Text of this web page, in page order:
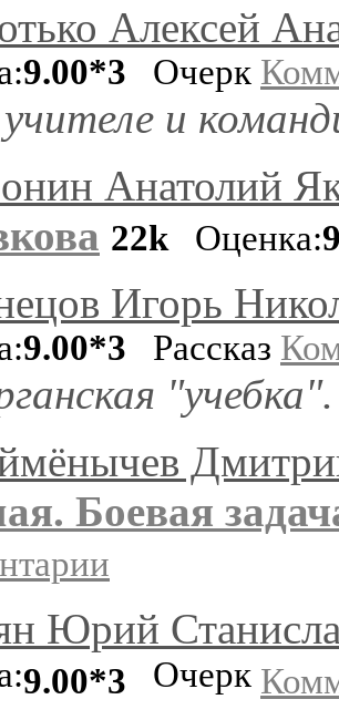
Алексей
9.00*3 Очерк
и
Анатолий
22k Оценка:
Игорь
9.00*3 Рассказ
Боевая
Юрий
9.00*3 Очерк